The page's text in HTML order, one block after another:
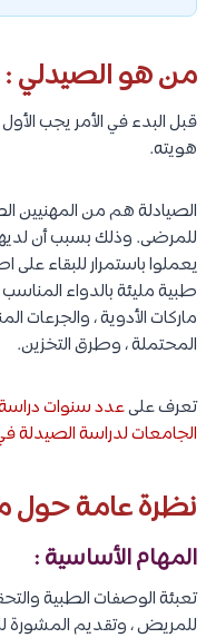
من هو الصيدلي :
قبل البدء في الأمر يجب
هويته.
الصيادلة هم من المهنيين
للمرضى. وذلك بسبب أن
يعملوا باستمرار للبقاء
طبية مليئة بالدواء
ماركات الأدوية ، والجرعات
المحتملة ، وطرق التخزين.
تعرف علىعدد سنوات
الجامعات لدراسة الصيدلة
نظرة عامة حول
المهام الأساسية :
تعبئة الوصفات الطبية
للمريض ، وتقديم المشورة